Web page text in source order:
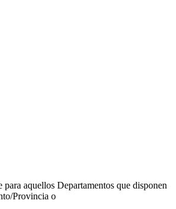
aquellos Departamentos que disponen
Provincia o